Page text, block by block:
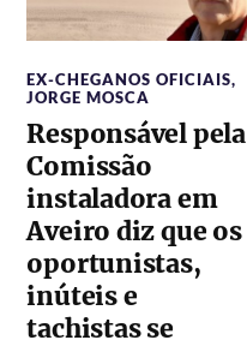
EX-CHEGANOS OFICIAIS,
JORGE MOSCA
Responsável pela
Comissão
instaladora em
Aveiro diz que os
oportunistas,
inúteis e
tachistas se